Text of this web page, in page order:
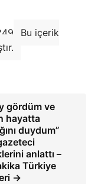
Bu içerik
gördüm ve
hayatta
duydum”
anlattı –
Türkiye
→